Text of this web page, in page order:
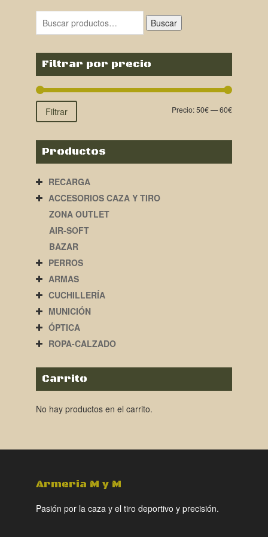
Buscar
Filtrar por precio
Filtrar Precio:50€—60€
Productos
RECARGA
ACCESORIOS CAZA Y TIRO
ZONA OUTLET
AIR-SOFT
BAZAR
PERROS
ARMAS
CUCHILLERÍA
MUNICIÓN
ÓPTICA
ROPA-CALZADO
Carrito
No hay productos en el carrito.
Armeria M y M
Pasión por la caza y el tiro deportivo y precisión.